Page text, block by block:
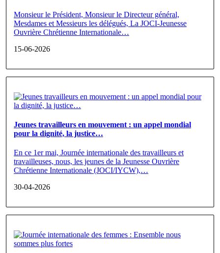
Monsieur le Président, Monsieur le Directeur général,
Mesdames et Messieurs les délégués, La JOCI-Jeunesse
Ouvrière Chrétienne Internationale…
15-06-2026
Jeunes travailleurs en mouvement : un appel mondial
pour la dignité, la justice…
En ce 1er mai, Journée internationale des travailleurs et
travailleuses, nous, les jeunes de la Jeunesse Ouvrière
Chrétienne Internationale (JOCI/IYCW),…
30-04-2026